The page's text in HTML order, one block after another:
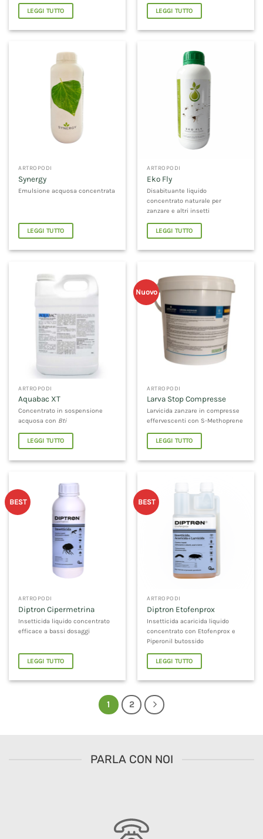
LEGGI TUTTO LEGGI TUTTO
ARTROPODI
Synergy
Emulsione acquosa concentrata
LEGGI TUTTO
ARTROPODI
Eko Fly
Disabituante liquido
concentrato naturale per
zanzare e altri insetti
LEGGI TUTTO
ARTROPODI
Aquabac XT
Concentrato in sospensione
acquosa con Bti
LEGGI TUTTO
Nuovo
ARTROPODI
Larva Stop Compresse
Larvicida zanzare in compresse
effervescenti con S-Methoprene
LEGGI TUTTO
BEST
ARTROPODI
Diptron Cipermetrina
Insetticida liquido concentrato
efficace a bassi dosaggi
LEGGI TUTTO
BEST
ARTROPODI
Diptron Etofenprox
Insetticida acaricida liquido
concentrato con Etofenprox e
Piperonil butossido
LEGGI TUTTO
1 2
PARLA CON NOI